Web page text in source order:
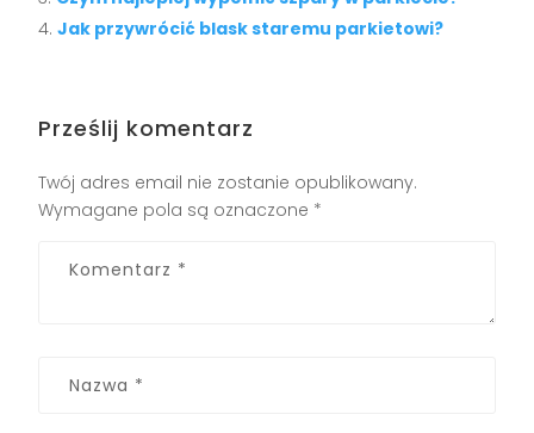
Jak przywrócić blask staremu parkietowi?
Prześlij komentarz
Twój adres email nie zostanie opublikowany.
Wymagane pola są oznaczone *